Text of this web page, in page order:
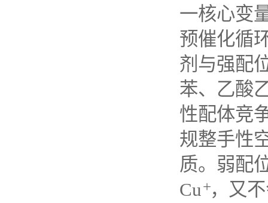
一核心变
预催化循
剂与强配
苯、乙酸
性配体竞
规整手性
质。弱配
Cu+，又